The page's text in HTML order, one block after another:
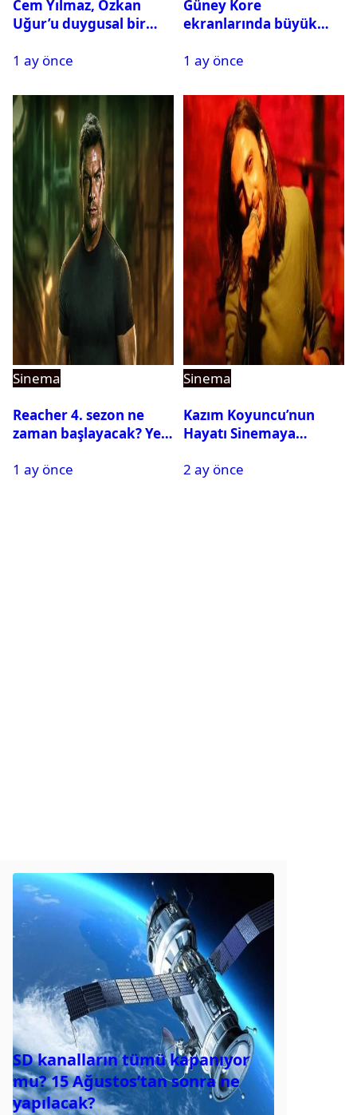
Cem Yılmaz, Özkan
Uğur’u duygusal bir
1 ay önce
Güney Kore
ekranlarında büyük
Min yeniden KBS ile
1 ay önce
Sinema
Reacher 4. sezon ne
zaman başlayacak? Yeni
detaylar
1 ay önce
Sinema
Kazım Koyuncu’nun
Hayatı Sinemaya
2 ay önce
SD kanalların tümü kapanıyor
mu? 15 Ağustos’tan sonra ne
yapılacak?